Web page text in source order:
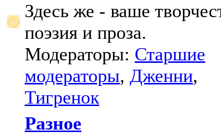
Здесь же - ваше
поэзия и проза.
Модераторы: Старшие
модераторы, Дженни,
Тигренок
Разное